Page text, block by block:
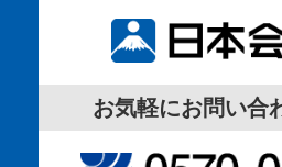
お気軽にお問い合